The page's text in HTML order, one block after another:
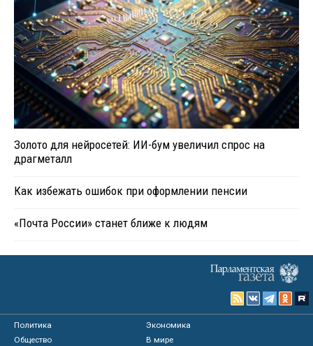
Золото для нейросетей: ИИ-бум увеличил спрос на
драгметалл
Как избежать ошибок при оформлении пенсии
«Почта России» станет ближе к людям
Политика
Экономика
Общество
В мире